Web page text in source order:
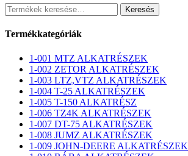
Keresés
a
következőre:
Keresés
Termékkategóriák
1-001 MTZ ALKATRÉSZEK
1-002 ZETOR ALKATRÉSZEK
1-003 LTZ,VTZ ALKATRÉSZEK
1-004 T-25 ALKATRÉSZEK
1-005 T-150 ALKATRÉSZ
1-006 TZ4K ALKATRÉSZEK
1-007 DT-75 ALKATRÉSZEK
1-008 JUMZ ALKATRÉSZEK
1-009 JOHN-DEERE ALKATRÉSZEK